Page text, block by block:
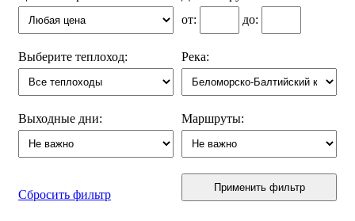
от:
до:
Выберите теплоход: Река:
Выходные дни: Маршруты:
Сбросить фильтр
Применить фильтр